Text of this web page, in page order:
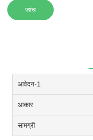
जांच
आवेदन-1
आकार
सामग्री